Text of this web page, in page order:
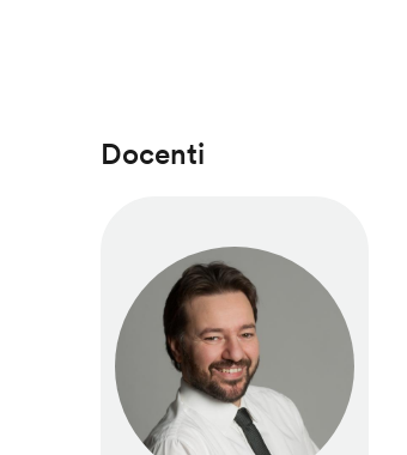
Docenti